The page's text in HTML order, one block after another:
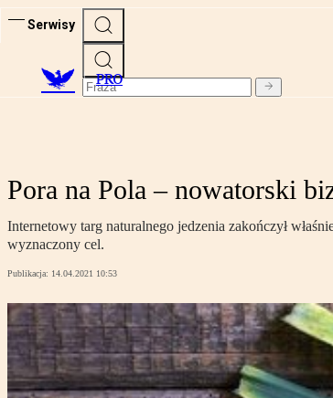
Serwisy
PRO
Pora na Pola – nowatorski
Internetowy targ naturalnego jedzenia zakończył
wyznaczony cel.
Publikacja: 14.04.2021 10:53